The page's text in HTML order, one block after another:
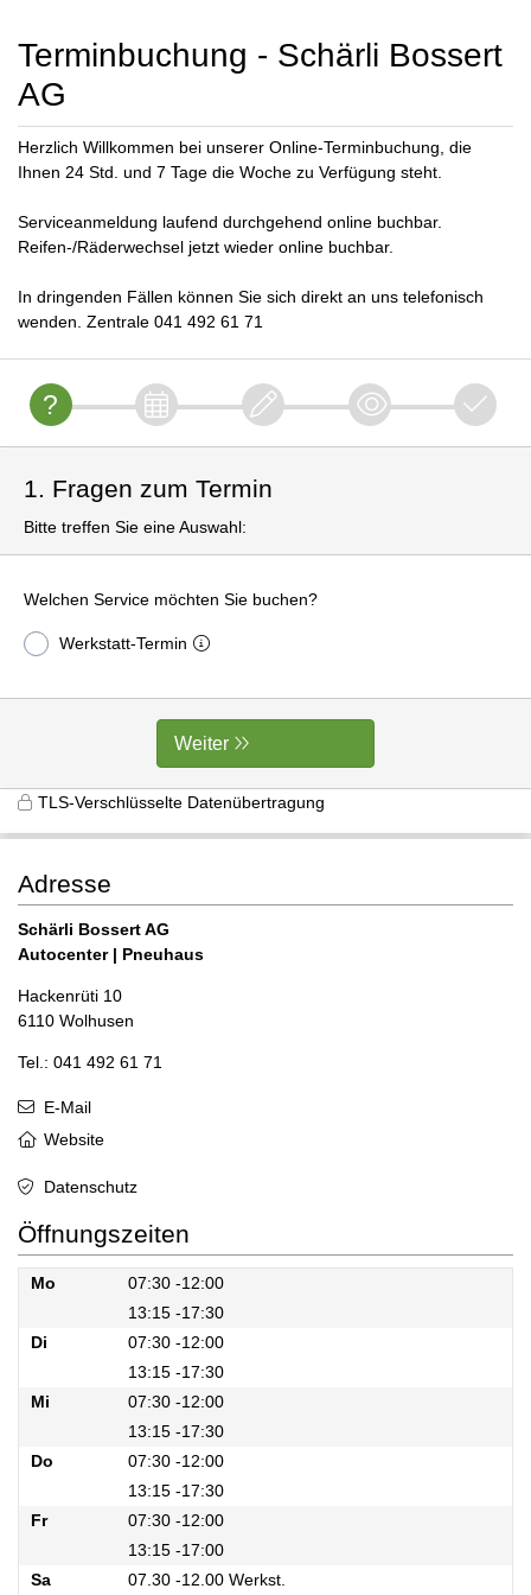
Terminbuchung - Schärli Bossert
AG
Herzlich Willkommen bei unserer Online-Terminbuchung, die
Ihnen 24 Std. und 7 Tage die Woche zu Verfügung steht.
Serviceanmeldung laufend durchgehend online buchbar.
Reifen-/Räderwechsel jetzt wieder online buchbar.
In dringenden Fällen können Sie sich direkt an uns telefonisch
wenden. Zentrale 041 492 61 71
1. Fragen zum Termin
Bitte treffen Sie eine Auswahl:
Welchen Service möchten Sie buchen?
Werkstatt-Termin
Weiter
TLS-Verschlüsselte Datenübertragung
Adresse
Schärli Bossert AG
Autocenter | Pneuhaus
Hackenrüti 10
6110 Wolhusen
Tel.: 041 492 61 71
E-Mail
Website
Datenschutz
Öffnungszeiten
Mo 07:30 -12:00
13:15 -17:30
Di
07:30 -12:00
13:15 -17:30
Mi
07:30 -12:00
13:15 -17:30
Do
07:30 -12:00
13:15 -17:30
Fr
07:30 -12:00
13:15 -17:00
Sa
07.30 -12.00 Werkst.